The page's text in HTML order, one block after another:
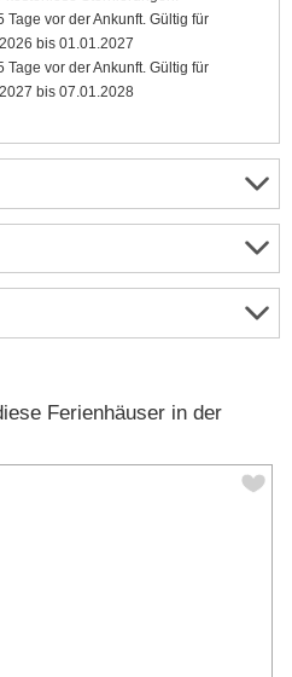
vor der Ankunft. Gültig für
bis 01.01.2027
vor der Ankunft. Gültig für
bis 07.01.2028
Ferienhäuser in der